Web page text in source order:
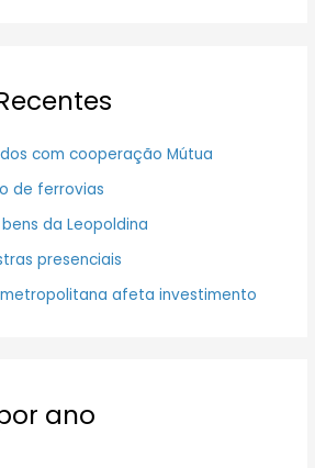
com cooperação Mútua
de ferrovias
da Leopoldina
presenciais
afeta investimento
ano